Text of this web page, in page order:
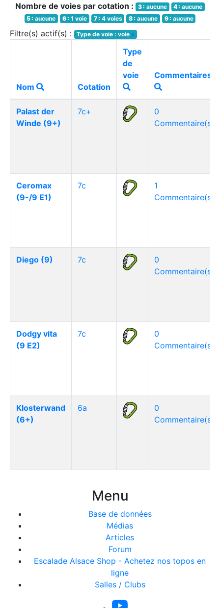
Nombre de voies par cotation : 3 : aucune 4 : aucune
5 : aucune 6 : 1 voie 7 : 4 voies 8 : aucune 9 : aucune
Filtre(s) actif(s) : Type de voie : voie x
Nom Cotation
Type
de
voie
Commentaires
Palast der
Winde (9+)
7c+
0
Commentaire(s)
Ceromax
(9-/9 E1)
7c
1
Commentaire(s)
Diego (9) 7c
0
Commentaire(s)
Dodgy vita
(9 E2)
7c
0
Commentaire(s)
Klosterwand
(6+)
6a
0
Commentaire(s)
Menu
Base de données
Médias
Articles
Forum
Escalade Alsace Shop - Achetez nos topos en
ligne
Salles / Clubs